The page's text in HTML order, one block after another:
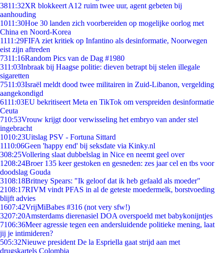
3811:32XR blokkeert A12 ruim twee uur, agent gebeten bij
aanhouding
1011:30Hoe 30 landen zich voorbereiden op mogelijke oorlog met
China en Noord-Korea
1111:29FIFA ziet kritiek op Infantino als desinformatie, Noorwegen
eist zijn aftreden
7311:16Random Pics van de Dag #1980
311:03Inbraak bij Haagse politie: dieven betrapt bij stelen illegale
sigaretten
7511:03Israël meldt dood twee militairen in Zuid-Libanon, vergelding
aangekondigd
6111:03EU bekritiseert Meta en TikTok om verspreiden desinformatie
Ceuta
710:53Vrouw krijgt door verwisseling het embryo van ander stel
ingebracht
1010:23Uitslag PSV - Fortuna Sittard
1110:06Geen 'happy end' bij seksdate via Kinky.nl
308:25Vollering slaat dubbelslag in Nice en neemt geel over
1208:24Broer 135 keer gestoken en gesneden: zes jaar cel en tbs voor
doodslag Gouda
3108:18Britney Spears: "Ik geloof dat ik heb gefaald als moeder"
2108:17RIVM vindt PFAS in al de geteste moedermelk, borstvoeding
blijft advies
1607:42VrijMiBabes #316 (not very sfw!)
3207:20Amsterdams dierenasiel DOA overspoeld met babykonijntjes
7106:36Meer agressie tegen een andersluidende politieke mening, laat
jij je intimideren?
505:32Nieuwe president De la Espriella gaat strijd aan met
drugskartels Colombia